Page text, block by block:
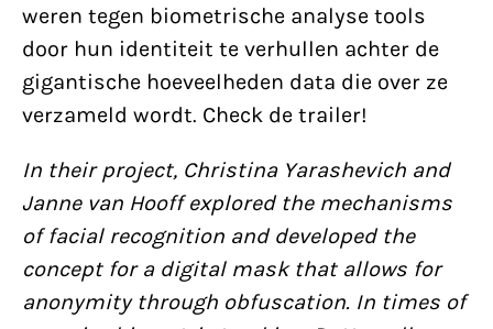
weren tegen biometrische analyse tools
door hun identiteit te verhullen achter de
gigantische hoeveelheden data die over ze
verzameld wordt. Check de trailer!
In their project, Christina Yarashevich and
Janne van Hooff explored the mechanisms
of facial recognition and developed the
concept for a digital mask that allows for
anonymity through obfuscation. In times of